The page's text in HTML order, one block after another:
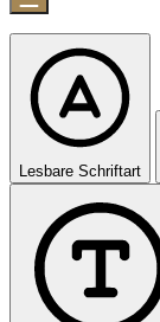
Lesbare Schriftart